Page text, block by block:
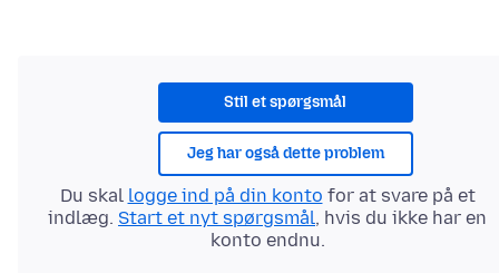
Stil et spørgsmål
Jeg har også dette problem
Du skal logge ind på din konto for at svare på et
indlæg. Start et nyt spørgsmål, hvis du ikke har en
konto endnu.